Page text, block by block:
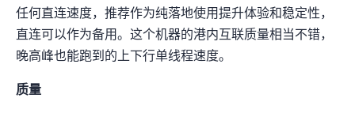
任何直连速度)，推荐作为纯落地使用提升体验和稳定性，
直连可以作为备用。这个机器的港内互联质量相当不错，
晚高峰也能跑到900Mbps+的上下行单线程速度。
IP质量